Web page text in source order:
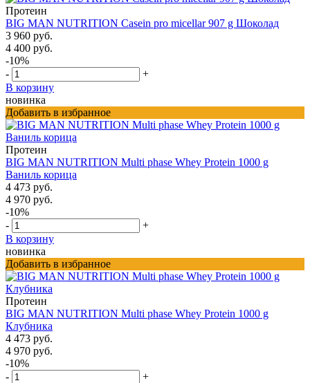
Протеин
BIG MAN NUTRITION Casein pro micellar 907 g Шоколад
3 960 руб.
4 400 руб.
-10%
-
+
В корзину
новинка
Добавить в избранное
Протеин
BIG MAN NUTRITION Multi phase Whey Protein 1000 g
Ваниль корица
4 473 руб.
4 970 руб.
-10%
-
+
В корзину
новинка
Добавить в избранное
Протеин
BIG MAN NUTRITION Multi phase Whey Protein 1000 g
Клубника
4 473 руб.
4 970 руб.
-10%
-
+